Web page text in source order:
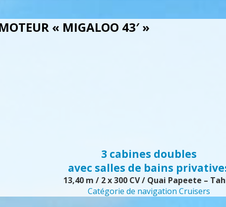
« MIGALOO 43′ »
3 cabines doubles
avec salles de bains
13,40 m / 2 x 300 CV / Quai Papeete –
Catégorie de navigation Cruisers